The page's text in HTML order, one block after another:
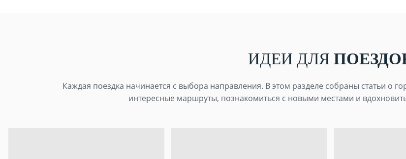
ИДЕИ ДЛЯ
Каждая поездка начинается с выбора направления. В этом разделе собраны статьи о
интересные маршруты, познакомиться с новыми местами и